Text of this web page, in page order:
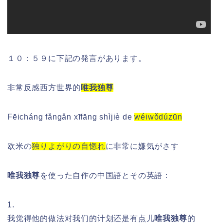
１０：５９に下記の発言があります。
非常反感西方世界的 唯我独尊
Fēicháng fǎngǎn xīfāng shìjiè dewéiwǒdúzūn
欧米の独りよがりの自惚れに非常に嫌気がさす
唯我独尊を使った自作の中国語とその英語：
1.
我觉得他的做法对我们的计划还是有点儿唯我独尊的